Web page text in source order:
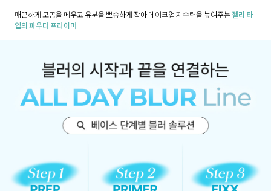
매끈하게 모공을 메우고 유분을 뽀송하게 잡아 메이크업 지속력을 높여주는젤리 타
입의 파우더 프라이머